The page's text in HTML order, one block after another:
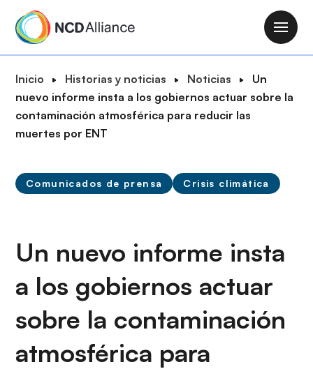
M
a
i
n
g
o
R
u
t
a
n
e
g
c
i
ó
n
Inicio Historias y noticias Noticias
Un
nuevo informe insta a los gobiernos actuar sobre la
contaminación atmosférica para reducir las
muertes por ENT
Comunicados de prensa Crisis climática
Un nuevo informe insta
a los gobiernos actuar
sobre la contaminación
atmosférica para